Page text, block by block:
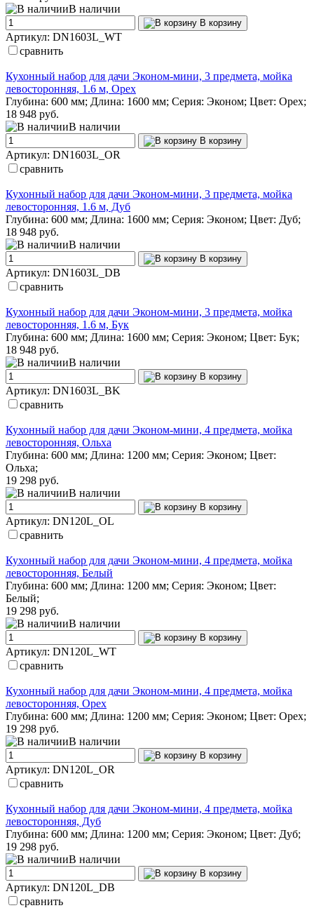
В наличии
В корзину
Артикул: DN1603L_WT
сравнить
Кухонный набор для дачи Эконом-мини, 3 предмета, мойка
левосторонняя, 1.6 м, Орех
Глубина: 600 мм; Длина: 1600 мм; Серия: Эконом; Цвет: Орех;
18 948 руб.
В наличии
В корзину
Артикул: DN1603L_OR
сравнить
Кухонный набор для дачи Эконом-мини, 3 предмета, мойка
левосторонняя, 1.6 м, Дуб
Глубина: 600 мм; Длина: 1600 мм; Серия: Эконом; Цвет: Дуб;
18 948 руб.
В наличии
В корзину
Артикул: DN1603L_DB
сравнить
Кухонный набор для дачи Эконом-мини, 3 предмета, мойка
левосторонняя, 1.6 м, Бук
Глубина: 600 мм; Длина: 1600 мм; Серия: Эконом; Цвет: Бук;
18 948 руб.
В наличии
В корзину
Артикул: DN1603L_BK
сравнить
Кухонный набор для дачи Эконом-мини, 4 предмета, мойка
левосторонняя, Ольха
Глубина: 600 мм; Длина: 1200 мм; Серия: Эконом; Цвет:
Ольха;
19 298 руб.
В наличии
В корзину
Артикул: DN120L_OL
сравнить
Кухонный набор для дачи Эконом-мини, 4 предмета, мойка
левосторонняя, Белый
Глубина: 600 мм; Длина: 1200 мм; Серия: Эконом; Цвет:
Белый;
19 298 руб.
В наличии
В корзину
Артикул: DN120L_WT
сравнить
Кухонный набор для дачи Эконом-мини, 4 предмета, мойка
левосторонняя, Орех
Глубина: 600 мм; Длина: 1200 мм; Серия: Эконом; Цвет: Орех;
19 298 руб.
В наличии
В корзину
Артикул: DN120L_OR
сравнить
Кухонный набор для дачи Эконом-мини, 4 предмета, мойка
левосторонняя, Дуб
Глубина: 600 мм; Длина: 1200 мм; Серия: Эконом; Цвет: Дуб;
19 298 руб.
В наличии
В корзину
Артикул: DN120L_DB
сравнить